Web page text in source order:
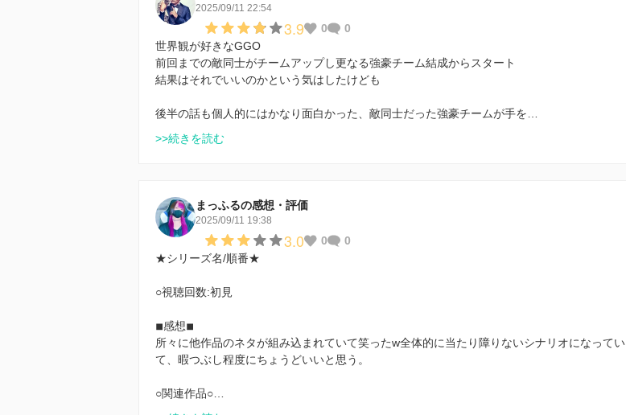
2025/09/11 22:54
3.9 0
0
世界観が好きなGGO
前回までの敵同士がチームアップし更なる強豪チーム結成からスタート
結果はそれでいいのかという気はしたけども
後半の話も個人的にはかなり面白かった、敵同士だった強豪チームが手を…
>>続きを読む
まっふるの感想・評価
2025/09/11 19:38
3.0 0
0
★シリーズ名/順番★
○視聴回数:初見
◾︎感想◾︎
所々に他作品のネタが組み込まれていて笑ったw全体的に当たり障りないシナリオになってい
て、暇つぶし程度にちょうどいいと思う。
○関連作品○…